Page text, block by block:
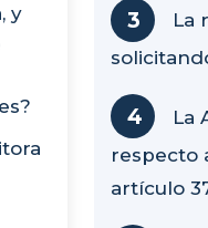
y
La
La
respecto
artículo